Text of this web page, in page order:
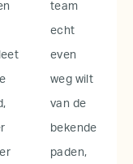
team
echt
even
weg wilt
van de
bekende
paden,